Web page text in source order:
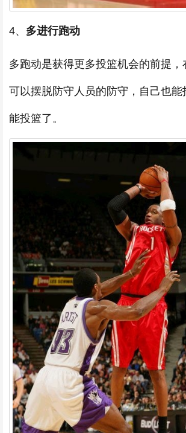
4、 多进行跑动
多跑动是获得更多投篮机会的前提，
可以摆脱防守人员的防守，自己也
能投篮了。